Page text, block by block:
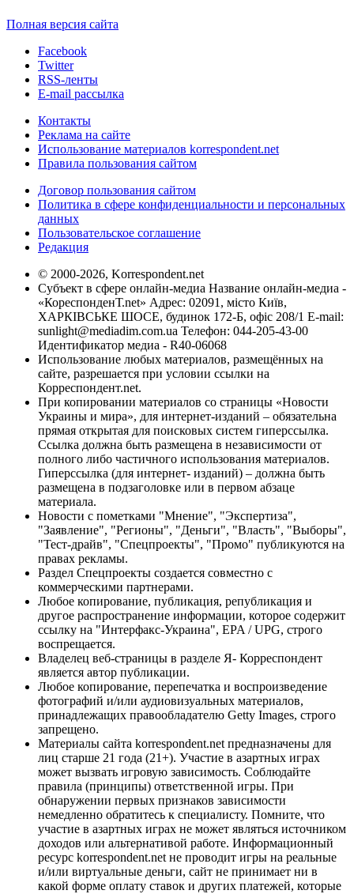
Полная версия сайта
Facebook
Twitter
RSS-ленты
E-mail рассылка
Контакты
Реклама на сайте
Использование материалов korrespondent.net
Правила пользования сайтом
Договор пользования сайтом
Политика в сфере конфиденциальности и персональных
данных
Пользовательское соглашение
Редакция
© 2000-2026, Korrespondent.net
Субъект в сфере онлайн-медиа Название онлайн-медиа -
«КореспонденТ.net» Адрес: 02091, місто Київ,
ХАРКІВСЬКЕ ШОСЕ, будинок 172-Б, офіс 208/1 E-mail:
sunlight@mediadim.com.ua Телефон: 044-205-43-00
Идентификатор медиа - R40-06068
Использование любых материалов, размещённых на
сайте, разрешается при условии ссылки на
Корреспондент.net.
При копировании материалов со страницы «Новости
Украины и мира», для интернет-изданий – обязательна
прямая открытая для поисковых систем гиперссылка.
Ссылка должна быть размещена в независимости от
полного либо частичного использования материалов.
Гиперссылка (для интернет- изданий) – должна быть
размещена в подзаголовке или в первом абзаце
материала.
Новости с пометками "Мнение", "Экспертиза",
"Заявление", "Регионы", "Деньги", "Власть", "Выборы",
"Тест-драйв", "Спецпроекты", "Промо" публикуются на
правах рекламы.
Раздел Спецпроекты создается совместно с
коммерческими партнерами.
Любое копирование, публикация, републикация и
другое распространение информации, которое содержит
ссылку на "Интерфакс-Украина", EPA / UPG, строго
воспрещается.
Владелец веб-страницы в разделе Я- Корреспондент
является автор публикации.
Любое копирование, перепечатка и воспроизведение
фотографий и/или аудиовизуальных материалов,
принадлежащих правообладателю Getty Images, строго
запрещено.
Материалы сайта korrespondent.net предназначены для
лиц старше 21 года (21+). Участие в азартных играх
может вызвать игровую зависимость. Соблюдайте
правила (принципы) ответственной игры. При
обнаружении первых признаков зависимости
немедленно обратитесь к специалисту. Помните, что
участие в азартных играх не может являться источником
доходов или альтернативой работе. Информационный
ресурс korrespondent.net не проводит игры на реальные
и/или виртуальные деньги, сайт не принимает ни в
какой форме оплату ставок и других платежей, которые